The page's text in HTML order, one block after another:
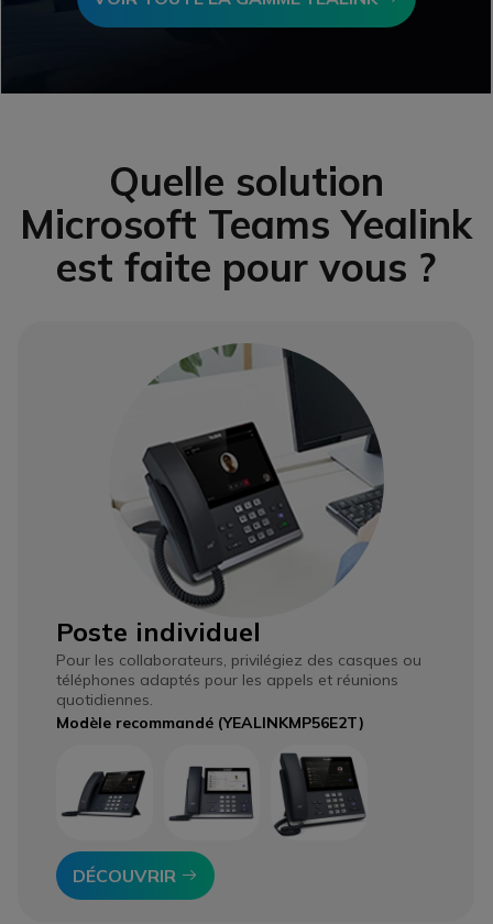
Quelle solution
Microsoft Teams Yealink
est faite pour vous ?
Poste individuel
Pour les collaborateurs, privilégiez des casques ou
téléphones adaptés pour les appels et réunions
quotidiennes.
Modèle recommandé (YEALINKMP56E2T)
DÉCOUVRIR Icon